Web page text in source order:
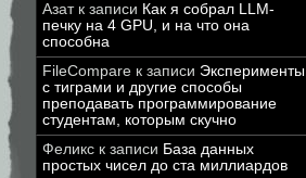
Азатк записи Как я собрал LLM-
печку на 4 GPU, и на что она
способна
FileCompare к записи Эксперименты
с тиграми и другие способы
преподавать программирование
студентам, которым скучно
Феликс к записи База данных
простых чисел до ста миллиардов